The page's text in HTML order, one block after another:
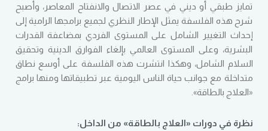
تمايز طبقي أو ديني في عصر الاتصال والانفتاح المعاصر، وأصبح
شرح هذه الفلسفة يمثل الإطار النظري لجميع برامجها الرامية إلى
إحداث التغيير الشامل على المستوى الفردي بمضاعفة القدرات
البشرية، وعلى المستوى العالمي بإلغاء الفوارق الدينية وتحقيق
السلام الشامل، وهكذا انتشرت هذه الفلسفة على أوسع نطاق
متداخلة مع جوانب حياة الناس اليومية عبر تطبيقاتها ومنها برامج
«العلاج بالطاقة».
نظرة في دورات «العلاج بالطاقة» من الداخل: